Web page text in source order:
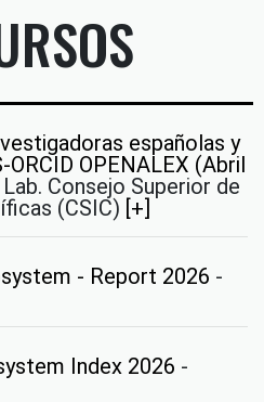
españolas y
ORCID OPENALEX (Abril
Consejo Superior de
(CSIC) [+]
- Report 2026 -
Index 2026 -